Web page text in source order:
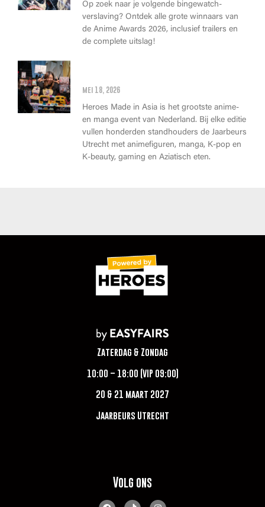
Op zoek naar je volgende bingewatch-
verslaving? Ontdek alle grote winnaars van
de Anime Awards 2026, inclusief trailers en
de complete uitslag!
mei 18, 2026
Heroes Made in Asia is het grootste anime-
en manga event van Nederland. Bij elke editie
vullen honderden standhouders de Jaarbeurs
Utrecht met animefiguren, manga, K-pop en
K-beauty, gaming en Aziatisch eten.
Zaterdag & Zondag
10:00 – 18:00 (VIP 09:00)
20 & 21 maart 2027
Jaarbeurs Utrecht
Volg ons